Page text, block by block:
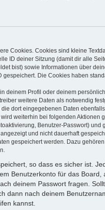
Cookies. Cookies sind kleine
ID deiner Sitzung (damit dir alle
bist) sowie Informationen über
Die Cookies haben
deinem Profil oder deinem
weitere Daten als notwendig
dort eingegebenen Daten
weiterhin bei folgenden
Benutzer-Passwort)
und nicht dauerhaft
gespeichert werden. Dazu
so dass es sicher ist.
Benutzerkonto für das
deinem Passwort fragen.
dann nach deinem
kannst.